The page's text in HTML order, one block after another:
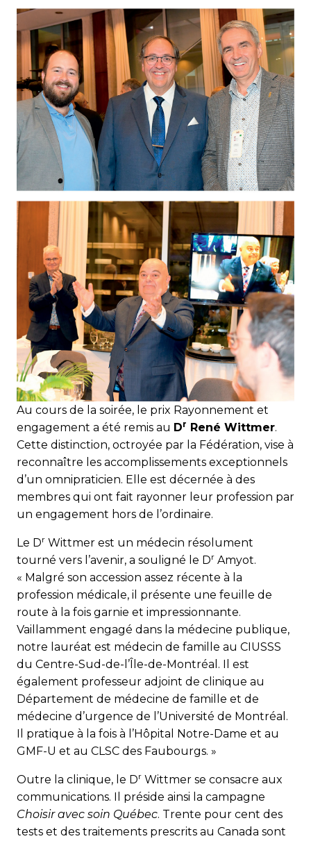
Au cours de la soirée, le prix Rayonnement et
engagement a été remis au Dr René Wittmer.
Cette distinction, octroyée par la Fédération, vise à
reconnaître les accomplissements exceptionnels
d’un omnipraticien. Elle est décernée à des
membres qui ont fait rayonner leur profession par
un engagement hors de l’ordinaire.
Le Dr Wittmer est un médecin résolument
tourné vers l’avenir, a souligné le Dr Amyot.
« Malgré son accession assez récente à la
profession médicale, il présente une feuille de
route à la fois garnie et impressionnante.
Vaillamment engagé dans la médecine publique,
notre lauréat est médecin de famille au CIUSSS
du Centre-Sud-de-l’Île-de-Montréal. Il est
également professeur adjoint de clinique au
Département de médecine de famille et de
médecine d’urgence de l’Université de Montréal.
Il pratique à la fois à l’Hôpital Notre-Dame et au
GMF-U et au CLSC des Faubourgs. »
Outre la clinique, le Dr Wittmer se consacre aux
communications. Il préside ainsi la campagne
Choisir avec soin Québec. Trente pour cent des
tests et des traitements prescrits au Canada sont